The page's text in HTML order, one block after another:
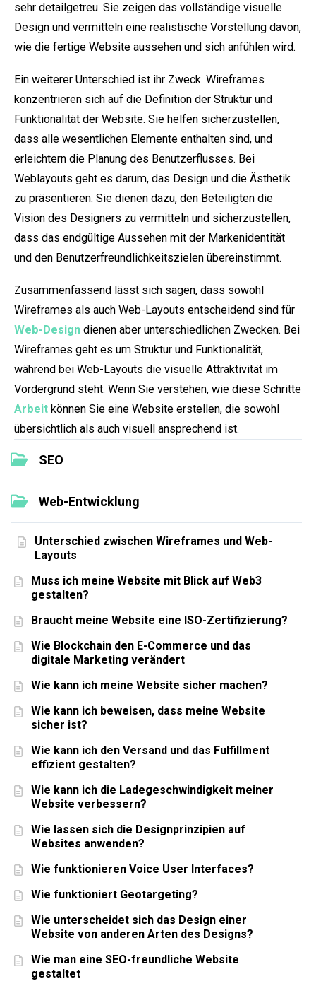
SEO
Web-Entwicklung
Unterschied zwischen Wireframes und Web-
Layouts
Muss ich meine Website mit Blick auf Web3
gestalten?
Braucht meine Website eine ISO-Zertifizierung?
Wie Blockchain den E-Commerce und das
digitale Marketing verändert
Wie kann ich meine Website sicher machen?
Wie kann ich beweisen, dass meine Website
sicher ist?
Wie kann ich den Versand und das Fulfillment
effizient gestalten?
Wie kann ich die Ladegeschwindigkeit meiner
Website verbessern?
Wie lassen sich die Designprinzipien auf
Websites anwenden?
Wie funktionieren Voice User Interfaces?
Wie funktioniert Geotargeting?
Wie unterscheidet sich das Design einer
Website von anderen Arten des Designs?
Wie man eine SEO-freundliche Website
gestaltet
sehr detailgetreu. Sie zeigen das vollständige visuelle
Design und vermitteln eine realistische Vorstellung davon,
wie die fertige Website aussehen und sich anfühlen wird.
Ein weiterer Unterschied ist ihr Zweck. Wireframes
konzentrieren sich auf die Definition der Struktur und
Funktionalität der Website. Sie helfen sicherzustellen,
dass alle wesentlichen Elemente enthalten sind, und
erleichtern die Planung des Benutzerflusses. Bei
Weblayouts geht es darum, das Design und die Ästhetik
zu präsentieren. Sie dienen dazu, den Beteiligten die
Vision des Designers zu vermitteln und sicherzustellen,
dass das endgültige Aussehen mit der Markenidentität
und den Benutzerfreundlichkeitszielen übereinstimmt.
Zusammenfassend lässt sich sagen, dass sowohl
Wireframes als auch Web-Layouts entscheidend sind für
Web-Design dienen aber unterschiedlichen Zwecken. Bei
Wireframes geht es um Struktur und Funktionalität,
während bei Web-Layouts die visuelle Attraktivität im
Vordergrund steht. Wenn Sie verstehen, wie diese Schritte
Arbeit können Sie eine Website erstellen, die sowohl
übersichtlich als auch visuell ansprechend ist.